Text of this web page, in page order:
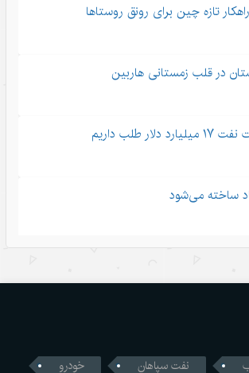
تازه چین برای رونق روستاها
در قلب زمستانی هاربین
طلب داریم
ساخته می‌شود
چین قسمت دوم: رشد و بالندگی همراه با
نفت سپاهان خودرو